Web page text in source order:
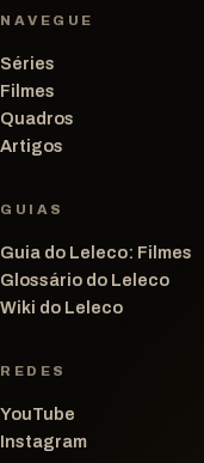
NAVEGUE
Séries
Filmes
Quadros
Artigos
GUIAS
Guia do Leleco: Filmes
Glossário do Leleco
Wiki do Leleco
REDES
YouTube
Instagram